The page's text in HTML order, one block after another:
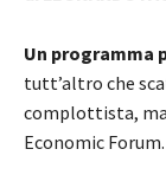
Un programma
tutt’altro che
complottista,
Economic Forum.